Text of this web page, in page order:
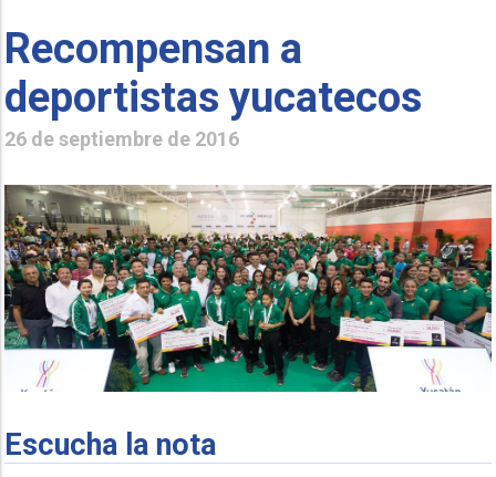
Recompensan a
deportistas yucatecos
26 de septiembre de 2016
Escucha la nota